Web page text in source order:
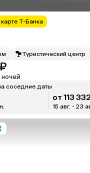
Т-Банка
Туристический центр
ночей
соседние даты
от 113
15 авг. - 23